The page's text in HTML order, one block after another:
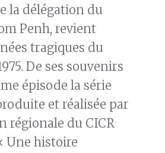
la délégation du
Penh, revient
tragiques du
De ses souvenirs
épisode la série
et réalisée par
régionale du CICR
Une histoire